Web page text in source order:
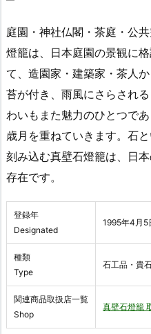
庭園・神社仏閣・茶庭・公
燈籠は、日本庭園の景観に
て、造園家・建築家・茶人
苔が付き、雨風にさらされ
わいもまた魅力のひとつで
歳月を重ねていきます。石
刻み込む真壁石燈籠は、日
存在です。
登録年
Designated
1995年4月5
種類
Type
石工品・貴
関連商品取扱店一覧
Shop
真壁石燈籠